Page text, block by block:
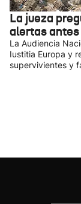
La jueza
alertas antes
La Audiencia
Iustitia Europa y
supervivientes y